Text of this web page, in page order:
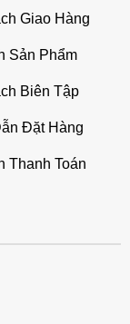
Giao Hàng
Sản Phẩm
Biên Tập
Đặt Hàng
Thanh Toán